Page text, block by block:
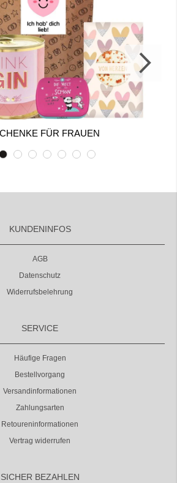
FÜR FRAUEN
KUNDENINFOS
AGB
Datenschutz
Widerrufsbelehrung
SERVICE
Häufige Fragen
Bestellvorgang
Versandinformationen
Zahlungsarten
Retoureninformationen
Vertrag widerrufen
SICHER BEZAHLEN